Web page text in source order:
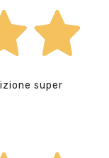
super